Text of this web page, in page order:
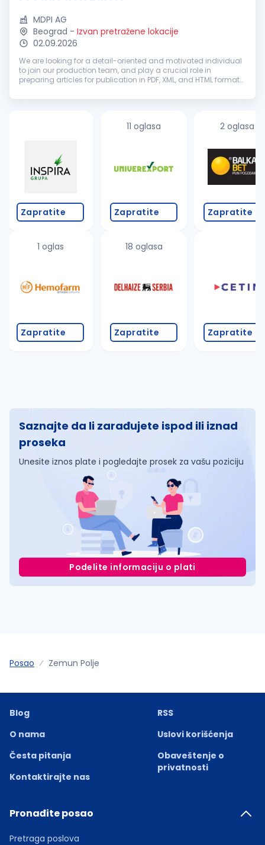
MDPI AG
Beograd - Izvan pretražene lokacije
02.09.2026
We are looking for a detail-oriented and motivated individual
to join our production team, and play a crucial role in
preparing articles for publication in PDF, XML, and HTML formats
provided...
Zapratite
1 oglas
Zapratite
11 oglasa
Zapratite
18 oglasa
Zapratite
2 oglasa
Zapratite
Zapratite
Saznajte da li zarađujete ispod ili iznad
proseka
Unesite iznos plate i pogledajte prosek za vašu poziciju
Podelite informaciju o plati
Posao Zemun Polje
Blog
O nama
Česta pitanja
Kontaktirajte nas
RSS
Uslovi korišćenja
Obaveštenje o
privatnosti
Pronađite posao
Pretraga poslova